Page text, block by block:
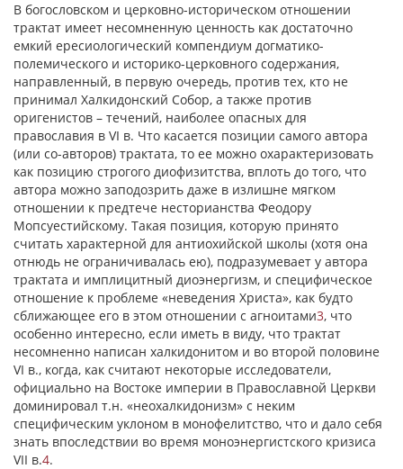
В богословском и церковно-историческом отношении
трактат имеет несомненную ценность как достаточно
емкий ересиологический компендиум догматико-
полемического и историко-церковного содержания,
направленный, в первую очередь, против тех, кто не
принимал Халкидонский Собор, а также против
оригенистов – течений, наиболее опасных для
православия в VI в. Что касается позиции самого автора
(или со-авторов) трактата, то ее можно охарактеризовать
как позицию строгого диофизитства, вплоть до того, что
автора можно заподозрить даже в излишне мягком
отношении к предтече несторианства Феодору
Мопсуестийскому. Такая позиция, которую принято
считать характерной для антиохийской школы (хотя она
отнюдь не ограничивалась ею), подразумевает у автора
трактата и имплицитный диоэнергизм, и специфическое
отношение к проблеме «неведения Христа», как будто
сближающее его в этом отношении с агноитами3, что
особенно интересно, если иметь в виду, что трактат
несомненно написан халкидонитом и во второй половине
VI в., когда, как считают некоторые исследователи,
официально на Востоке империи в Православной Церкви
доминировал т.н. «неохалкидонизм» с неким
специфическим уклоном в монофелитство, что и дало себя
знать впоследствии во время моноэнергистского кризиса
VII в.4.